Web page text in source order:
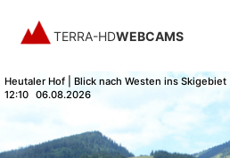
TERRA-HDWEBCAMS
Heutaler Hof | Blick nach Westen ins Skigebiet
12:10 06.08.2026